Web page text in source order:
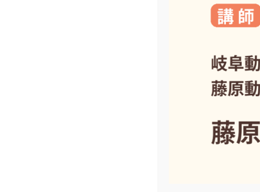
れて
簡単
ック
ージ
この
特に
おり
4〜